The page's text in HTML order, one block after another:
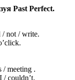
Past Perfect.
/ not / write.
/ meeting .
/ couldn’t.